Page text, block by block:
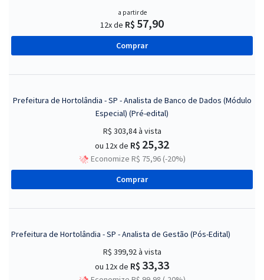
a partir de
12x de R$ 57,90
Comprar
Prefeitura de Hortolândia - SP - Analista de Banco de Dados (Módulo
Especial) (Pré-edital)
R$ 303,84à vista
ou 12x de R$ 25,32
Economize R$ 75,96 (-20%)
Comprar
Prefeitura de Hortolândia - SP - Analista de Gestão (Pós-Edital)
R$ 399,92à vista
ou 12x de R$ 33,33